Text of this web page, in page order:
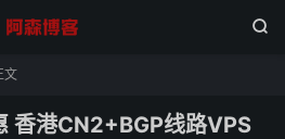

文
香港CN2+BGP线路VPS